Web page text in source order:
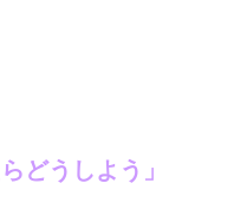
どうしよう」